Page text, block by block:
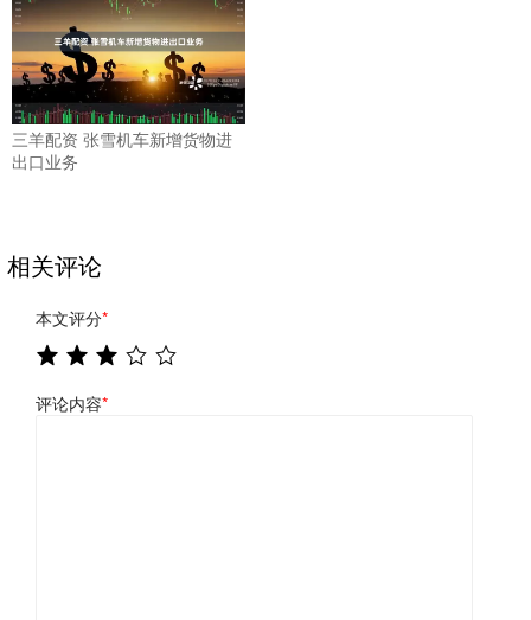
三羊配资 张雪机车新增货物进
出口业务
相关评论
本文评分*
评论内容*